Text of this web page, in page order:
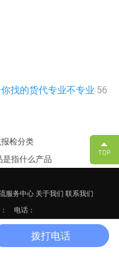
找的货代专业不专业 56
检分类
指什么产品
服务中心 关于我们 联系我们
电话：
-3 网站地图XML
拨打电话